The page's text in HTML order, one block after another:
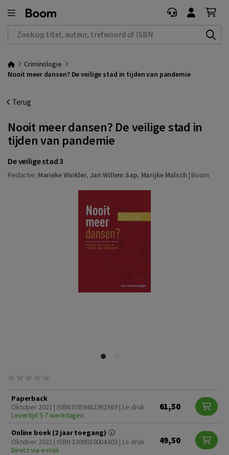
Zoek op titel, auteur, trefwoord of ISBN
Criminologie
Nooit meer dansen? De veilige stad in tijden van pandemie
Terug
Nooit meer dansen? De veilige stad in
tijden van pandemie
De veilige stad 3
Redactie: Marieke Winkler, Jan Willem Sap, Marijke Malsch | Boom
Paperback
Oktober 2021 | ISBN 9789462362369 | 1e druk
Levertijd 5-7 werkdagen
61,50
Online boek (2 jaar toegang)
Oktober 2021 | ISBN 3309010004303 | 1e druk
Direct via e-mail
49,50